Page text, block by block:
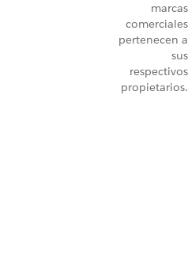
marcas
comerciales
pertenecen a
sus
respectivos
propietarios.